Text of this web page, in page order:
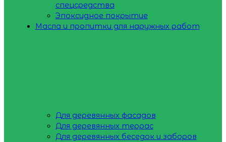
спецсредства
Эпоксидное покрытие
Масла и пропитки для наружных работ
Для деревянных фасадов
Для деревянных террас
Для деревянных беседок и заборов